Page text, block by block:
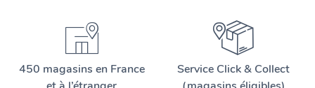
450 magasins en France
Service Click & Collect